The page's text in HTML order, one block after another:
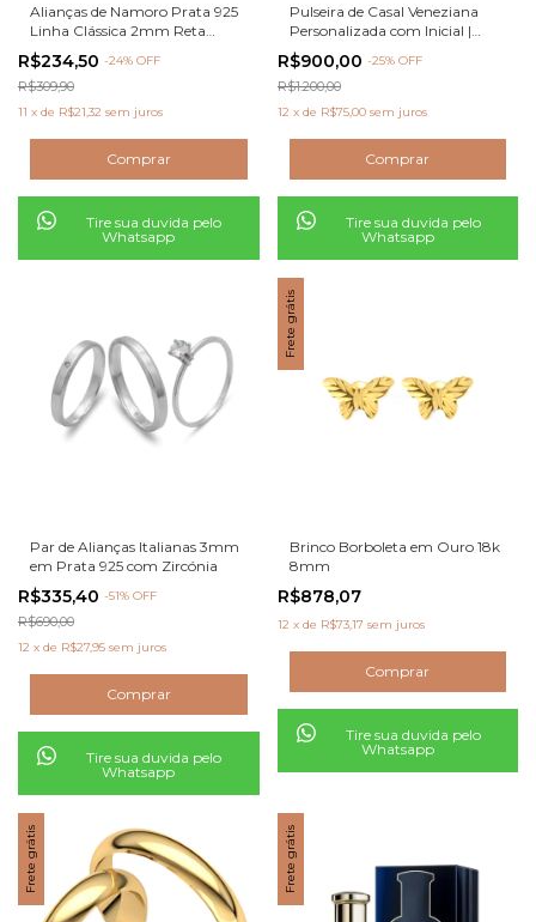
Alianças de Namoro Prata 925
Linha Clássica 2mm Reta
Polida
R$234,50 -24% OFF
R$309,90
11 x de R$21,32 sem juros
Tire sua duvida pelo
Whatsapp
Pulseira de Casal Veneziana
Personalizada com Inicial |
Prata 925 Legítima
R$900,00 -25% OFF
R$1.200,00
12 x de R$75,00 sem juros
Tire sua duvida pelo
Whatsapp
Par de Alianças Italianas 3mm
em Prata 925 com Zircónia
R$335,40 -51% OFF
R$690,00
12 x de R$27,95 sem juros
Tire sua duvida pelo
Whatsapp
Frete grátis
Brinco Borboleta em Ouro 18k
8mm
R$878,07
12 x de R$73,17 sem juros
Tire sua duvida pelo
Whatsapp
Frete grátis Frete grátis